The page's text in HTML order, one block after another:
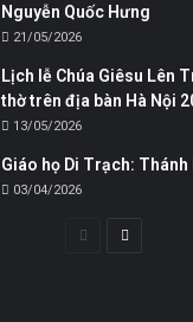
Nguyễn Quốc Hưng
21/05/2026
Lịch lễ Chúa Giêsu Lên
thờ trên địa bàn Hà Nội
13/05/2026
Giáo họ Di Trạch: Thánh
03/04/2026
Trang Trang